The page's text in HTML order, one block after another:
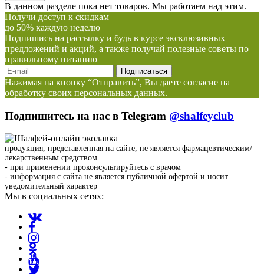
В данном разделе пока нет товаров. Мы работаем над этим.
Получи доступ к скидкам
до 50% каждую неделю
Подпишись на рассылку и будь в курсе эксклюзивных
предложений и акций, а также получай полезные советы по
правильному питанию
Нажимая на кнопку “Отправить”, Вы даете согласие на
обработку своих персональных данных.
Подпишитесь на нас в Telegram @shalfeyclub
продукция, представленная на сайте, не является фармацевтическим/
лекарственным средством
- при применении проконсультируйтесь с врачом
- информация с сайта не является публичной офертой и носит
уведомительный характер
Мы в социальных сетях: